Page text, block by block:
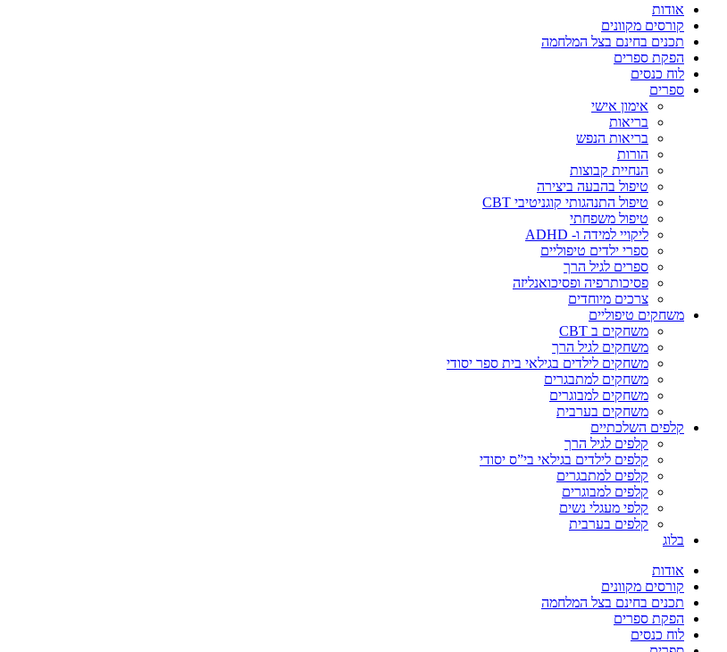
אודות
קורסים מקוונים
תכנים בחינם בצל המלחמה
הפקת ספרים
לוח כנסים
ספרים
אימון אישי
בריאות
בריאות הנפש
הורות
הנחיית קבוצות
טיפול בהבעה ביצירה
טיפול התנהגותי קוגניטיבי CBT
טיפול משפחתי
ליקויי למידה ו- ADHD
ספרי ילדים טיפוליים
ספרים לגיל הרך
פסיכותרפיה ופסיכואנליזה
צרכים מיוחדים
משחקים טיפוליים
משחקים ב CBT
משחקים לגיל הרך
משחקים לילדים בגילאי בית ספר יסודי
משחקים למתבגרים
משחקים למבוגרים
משחקים בערבית
קלפים השלכתיים
קלפים לגיל הרך
קלפים לילדים בגילאי בי”ס יסודי
קלפים למתבגרים
קלפים למבוגרים
קלפי מעגלי נשים
קלפים בערבית
בלוג
אודות
קורסים מקוונים
תכנים בחינם בצל המלחמה
הפקת ספרים
לוח כנסים